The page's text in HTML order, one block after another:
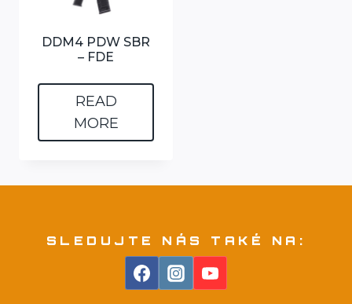
DDM4 PDW SBR
– FDE
READ
MORE
SLEDUJTE NÁS TAKÉ NA: